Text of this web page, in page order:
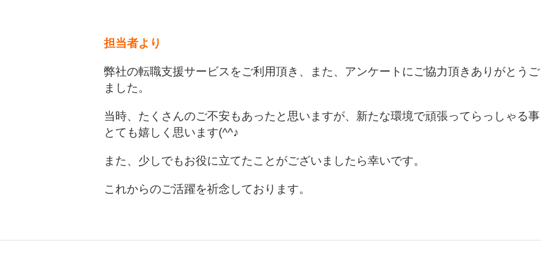
担当者より
弊社の転職支援サービスをご利用頂き、また、アンケートにご協力頂きありがとう
ました。
当時、たくさんのご不安もあったと思いますが、新たな環境で頑張ってらっしゃる
とても嬉しく思います(^^♪
また、少しでもお役に立てたことがございましたら幸いです。
これからのご活躍を祈念しております。